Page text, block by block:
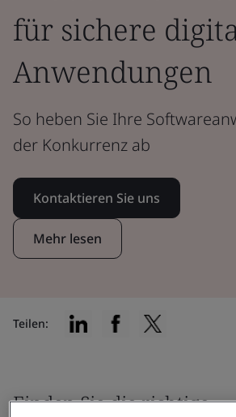
für sichere
Anwendungen
So heben Sie Ihre
der Konkurrenz ab
Kontaktieren Sie uns
Mehr lesen
Teilen:
Finden Sie die richtige